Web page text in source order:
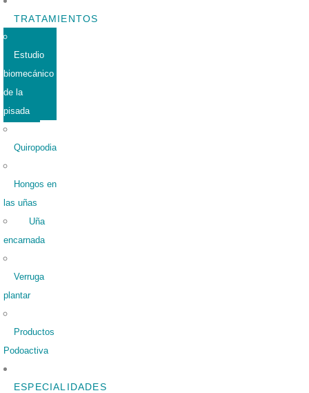
TRATAMIENTOS
Estudio
biomecánico
de la
pisada
Quiropodia
Hongos en
las uñas
Uña
encarnada
Verruga
plantar
Productos
Podoactiva
ESPECIALIDADES